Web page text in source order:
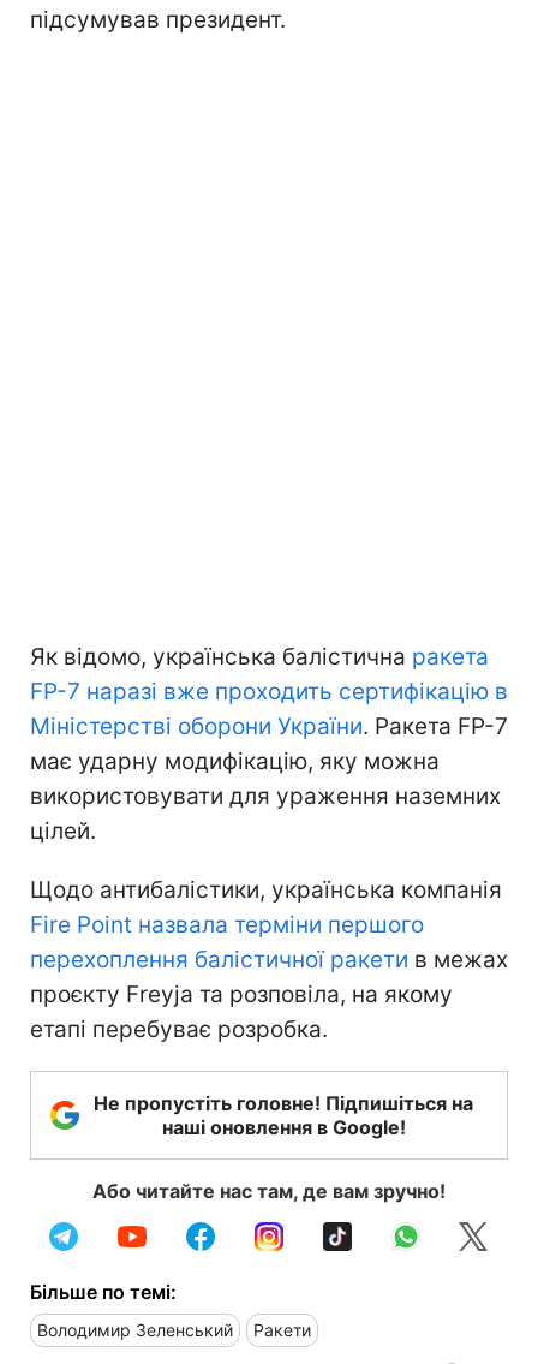
підсумував президент.
Як відомо, українська балістична ракета
FP-7 наразі вже проходить сертифікацію в
Міністерстві оборони України. Ракета FP-7
має ударну модифікацію, яку можна
використовувати для ураження наземних
цілей.
Щодо антибалістики, українська компанія
Fire Point назвала терміни першого
перехоплення балістичної ракети в межах
проєкту Freyja та розповіла, на якому
етапі перебуває розробка.
Не пропустіть головне! Підпишіться на
наші оновлення в Google!
Або читайте нас там, де вам зручно!
Більше по темі:
Володимир Зеленський Ракети